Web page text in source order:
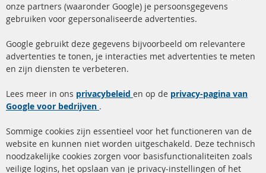
ma-do: 09-17 u, vr Fr 09-16 u
info@contra-automotive.de
facebook
instagram
Snelle links
Roetfilter reiniging
Katalysator (KAT)
sensoren
FAQ
Kundenservice
Verzendingskosten
Contact
Annuleer contract
onze partners (waaronder Google) je persoonsgegevens
gebruiken voor gepersonaliseerde advertenties.
Google gebruikt deze gegevens bijvoorbeeld om relevantere
advertenties te tonen, je interacties met advertenties te meten
en zijn diensten te verbeteren.
Lees meer in ons privacybeleid en op de privacy-pagina van
Google voor bedrijven .
Sommige cookies zijn essentieel voor het functioneren van de
website en kunnen niet worden uitgeschakeld. Deze technisch
noodzakelijke cookies zorgen voor basisfunctionaliteiten zoals
veilige logins, het opslaan van je privacy-instellingen of het